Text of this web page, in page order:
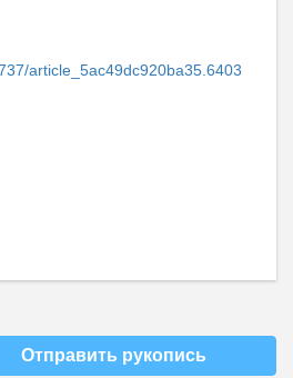
article_5ac49dc920ba35.6403
Отправить рукопись